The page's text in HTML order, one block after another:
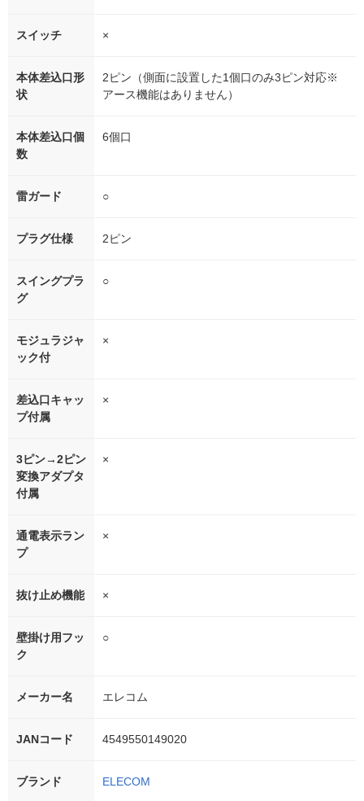
スイッチ ×
本体差込口形
状
2ピン（側面に設置した1個口のみ3ピン対応※
アース機能はありません）
本体差込口個
数
6個口
雷ガード ○
プラグ仕様 2ピン
スイングプラ
グ
○
モジュラジャ
ック付
×
差込口キャッ
プ付属
×
3ピン→2ピン
変換アダプタ
付属
×
通電表示ラン
プ
×
抜け止め機能 ×
壁掛け用フッ
ク
○
メーカー名 エレコム
JANコード 4549550149020
ブランド ELECOM